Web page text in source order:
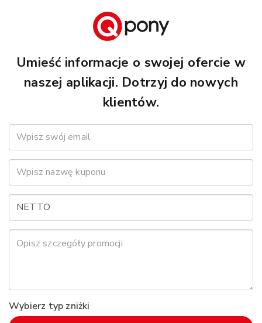
Umieść informacje o swojej ofercie w
naszej aplikacji. Dotrzyj do nowych
klientów.
Wybierz typ zniżki